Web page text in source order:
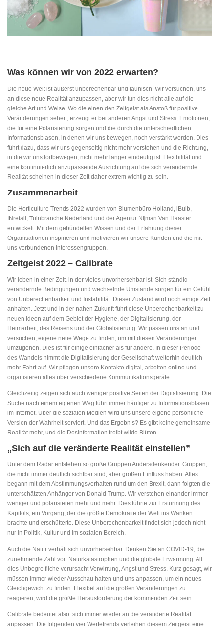
Was können wir von 2022 erwarten?
Die neue Welt ist äußerst unberechenbar und launisch. Wir versuchen, uns
an diese neue Realität anzupassen, aber wir tun dies nicht alle auf die
gleiche Art und Weise. Wo die einen den Zeitgeist als Anstoß für positive
Veränderungen sehen, erzeugt er bei anderen Angst und Stress. Emotionen,
die für eine Polarisierung sorgen und die durch die unterschiedlichen
Informationsblasen, in denen wir uns bewegen, noch verstärkt werden. Dies
führt dazu, dass wir uns gegenseitig nicht mehr verstehen und die Richtung,
in die wir uns fortbewegen, nicht mehr länger eindeutig ist. Flexibilität und
eine kontinuierlich anzupassende Ausrichtung auf die sich verändernde
Realität scheinen in dieser Zeit daher extrem wichtig zu sein.
Zusammenarbeit
Die Horticulture Trends 2022 wurden von Blumenbüro Holland, iBulb,
INretail, Tuinbranche Nederland und der Agentur Nĳman Van Haaster
entwickelt. Mit dem gebündelten Wissen und der Erfahrung dieser
Organisationen inspirieren und motivieren wir unsere Kunden und die mit
uns verbundenen Interessengruppen.
Zeitgeist 2022 – Calibrate
Wir leben in einer Zeit, in der vieles unvorhersehbar ist. Sich ständig
verändernde Bedingungen und wechselnde Umstände sorgen für ein Gefühl
von Unberechenbarkeit und Instabilität. Dieser Zustand wird noch einige Zeit
anhalten. Jetzt und in der nahen Zukunft führt diese Unberechenbarkeit zu
neuen Ideen auf dem Gebiet der Hygiene, der Digitalisierung, der
Heimarbeit, des Reisens und der Globalisierung. Wir passen uns an und
versuchen, eigene neue Wege zu finden, um mit diesen Veränderungen
umzugehen. Dies ist für einige einfacher als für andere. In dieser Periode
des Wandels nimmt die Digitalisierung der Gesellschaft weiterhin deutlich
mehr Fahrt auf. Wir pflegen unsere Kontakte digital, arbeiten online und
organisieren alles über verschiedene Kommunikationsgeräte.
Gleichzeitig zeigen sich auch weniger positive Seiten der Digitalisierung. Die
Suche nach einem eigenen Weg führt immer häufiger zu Informationsblasen
im Internet. Über die sozialen Medien wird uns unsere eigene persönliche
Version der Wahrheit serviert. Und das Ergebnis? Es gibt keine gemeinsame
Realität mehr, und die Desinformation treibt wilde Blüten.
„Sich auf die veränderte Realität einstellen”
Unter dem Radar entstehen so große Gruppen Andersdenkender. Gruppen,
die nicht immer deutlich sichtbar sind, aber großen Einfluss haben. Alles
begann mit dem Abstimmungsverhalten rund um den Brexit, dann folgten die
unterschätzten Anhänger von Donald Trump. Wir verstehen einander immer
weniger und polarisieren mehr und mehr. Dies führte zur Erstürmung des
Kapitols, ein Vorgang, der die größte Demokratie der Welt ins Wanken
brachte und erschütterte. Diese Unberechenbarkeit findet sich jedoch nicht
nur in Politik, Kultur und im sozialen Bereich.
Auch die Natur verhält sich unvorhersehbar. Denken Sie an COVID-19, die
zunehmende Zahl von Naturkatastrophen und die globale Erwärmung. All
dies Unbegreifliche verursacht Verwirrung, Angst und Stress. Kurz gesagt, wir
müssen immer wieder Ausschau halten und uns anpassen, um ein neues
Gleichgewicht zu finden. Flexibel auf die großen Veränderungen zu
reagieren, wird die größte Herausforderung der kommenden Zeit sein.
Calibrate bedeutet also: sich immer wieder an die veränderte Realität
anpassen. Die folgenden vier Wertetrends verleihen diesem Zeitgeist eine